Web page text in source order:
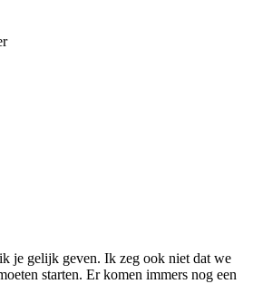
je gelijk geven. Ik zeg ook niet dat we
starten. Er komen immers nog een